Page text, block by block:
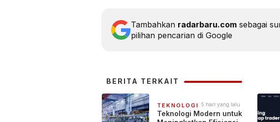
Tambahkan radarbaru.com sebagai
pilihan pencarian di Google
BERITA TERKAIT
TEKNOLOGI 5 hari yang lalu
Teknologi Modern untuk